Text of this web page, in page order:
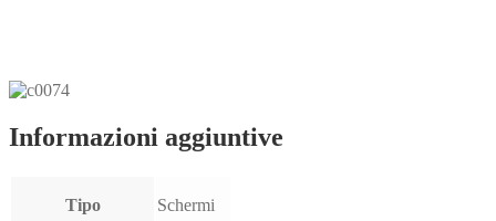
Informazioni aggiuntive
Tipo Schermi